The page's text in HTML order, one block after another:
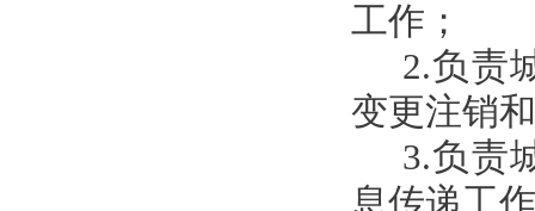
工作；
2.负责
变更注销
3.负责
息传递工